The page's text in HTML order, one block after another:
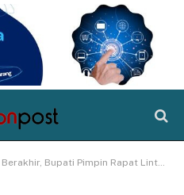
Bupati Pimpin Rapat Lintas Sektor